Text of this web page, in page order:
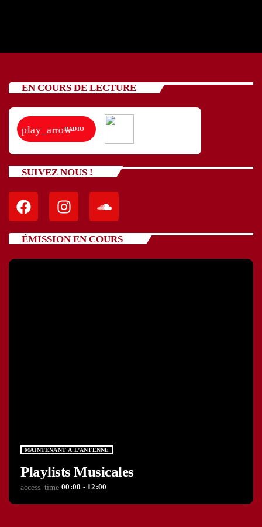
EN COURS DE LECTURE
play_arrowRADIO
SUIVEZ NOUS !
ÉMISSION EN COURS
MAINTENANT À L’ANTENNE
Playlists Musicales
access_time 00:00 - 12:00